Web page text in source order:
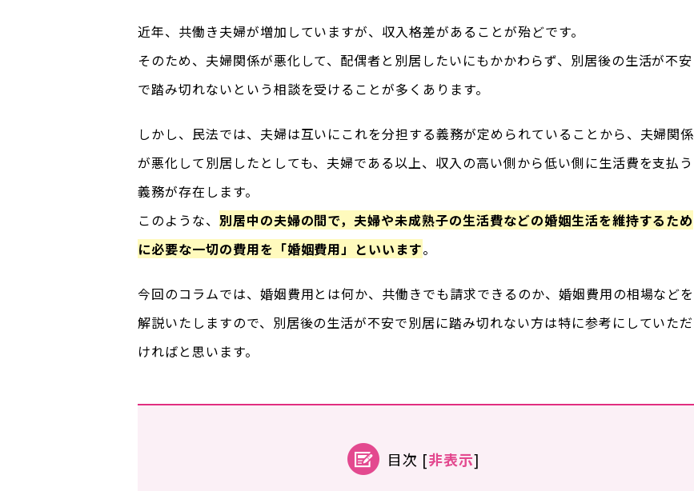
近年、共働き夫婦が増加していますが、収入格差があることが殆どです。
そのため、夫婦関係が悪化して、配偶者と別居したいにもかかわらず、別居後の生活が不安
で踏み切れないという相談を受けることが多くあります。
しかし、民法では、夫婦は互いにこれを分担する義務が定められていることから、夫婦関係
が悪化して別居したとしても、夫婦である以上、収入の高い側から低い側に生活費を支払う
義務が存在します。
このような、 別居中の夫婦の間で，夫婦や未成熟子の生活費などの婚姻生活を維持するため
に必要な一切の費用を「婚姻費用」といいます。
今回のコラムでは、婚姻費用とは何か、共働きでも請求できるのか、婚姻費用の相場などを
解説いたしますので、別居後の生活が不安で別居に踏み切れない方は特に参考にしていただ
ければと思います。
目次 [非表示]